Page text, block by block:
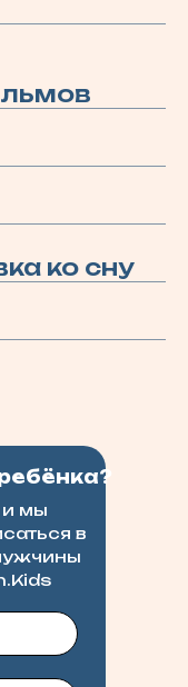
ко сну
и мы
в